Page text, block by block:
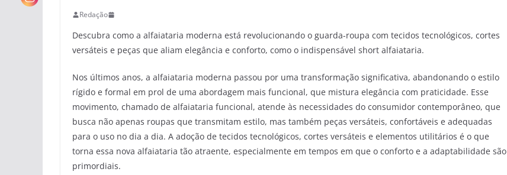
Redação
Descubra como a alfaiataria moderna está revolucionando o guarda-roupa com tecidos tecnológicos, cortes
versáteis e peças que aliam elegância e conforto, como o indispensável short alfaiataria.
Nos últimos anos, a alfaiataria moderna passou por uma transformação significativa, abandonando o estilo
rígido e formal em prol de uma abordagem mais funcional, que mistura elegância com praticidade. Esse
movimento, chamado de alfaiataria funcional, atende às necessidades do consumidor contemporâneo, que
busca não apenas roupas que transmitam estilo, mas também peças versáteis, confortáveis e adequadas
para o uso no dia a dia. A adoção de tecidos tecnológicos, cortes versáteis e elementos utilitários é o que
torna essa nova alfaiataria tão atraente, especialmente em tempos em que o conforto e a adaptabilidade são
primordiais.